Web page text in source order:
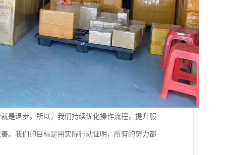
是退步。所以，我们持续优化操作流程，提升服
。我们的目标是用实际行动证明，所有的努力都